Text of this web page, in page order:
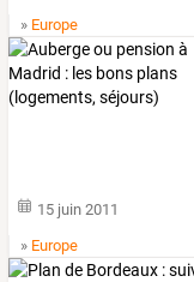
» Europe
15 juin 2011
» Europe